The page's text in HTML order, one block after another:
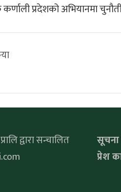
कर्णाली प्रदेशको अभियानमा
द्वारा सन्चालित
सूचना
प्रेश